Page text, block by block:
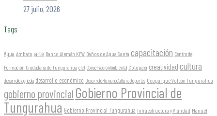
27 julio, 2026
Tags
Agua Ambato arte Banco Alemán KFW Baños de Agua Santa capacitación Centro de
Formación Ciudadana de Tungurahua cfct ConservaciónAmbiental Cotopaxi creatividad cultura
desarrollo agrícola desarrollo económico DesarrolloHumanoCulturaDeportes Geoparque Volcán Tungurahua
gobierno provincial Gobierno Provincial de
Tungurahua Gobierno Provincial Tungurahua Infraestructura y Vialidad Manuel